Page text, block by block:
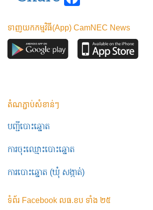
ទាញយកកម្មវិធី(App) CamNEC News
តំណភ្ជាប់សំខាន់ៗ
បញ្ជីបោះឆ្នោត
ការចុះឈ្មោះបោះឆ្នោត
ការបោះឆ្នោត (ឃុំ សង្កាត់)
ទំព័រ Facebook លធ.ខប ទាំង ២៥